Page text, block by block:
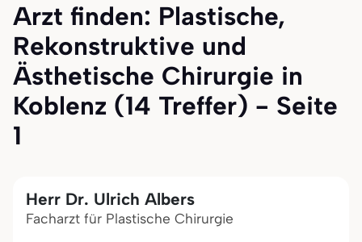
Arzt finden: Plastische,
Rekonstruktive und
Ästhetische Chirurgie in
Koblenz (14 Treffer) - Seite
1
Herr Dr. Ulrich Albers
Facharzt für Plastische Chirurgie